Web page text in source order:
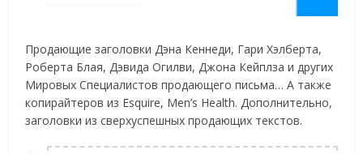
Продающие заголовки Дэна Кеннеди, Гари Хэлберта,
Роберта Блая, Дэвида Огилви, Джона Кейплза и других
Мировых Специалистов продающего письма… А также
копирайтеров из Esquire, Men’s Health. Дополнительно,
заголовки из сверхуспешных продающих текстов.